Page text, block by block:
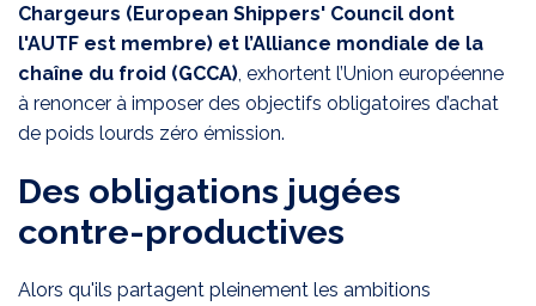
Chargeurs (European Shippers' Council dont
l'AUTF est membre) et l’Alliance mondiale de la
chaîne du froid (GCCA) , exhortent l’Union européenne
à renoncer à imposer des objectifs obligatoires d’achat
de poids lourds zéro émission.
Des obligations jugées
contre-productives
Alors qu'ils partagent pleinement les ambitions